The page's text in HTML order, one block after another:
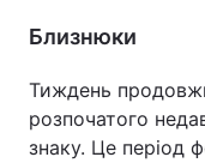
Близнюки
Тиждень
розпочатого
знаку. Це період